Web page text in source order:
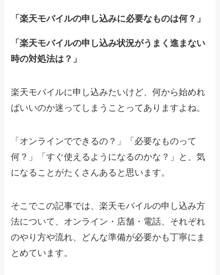
「楽天モバイルの申し込みに必要なものは何？」
「楽天モバイルの申し込み状況がうまく進まない
時の対処法は？」
楽天モバイルに申し込みたいけど、何から始めれ
ばいいのか迷ってしまうことってありますよね。
「オンラインでできるの？」「必要なものって
何？」「すぐ使えるようになるのかな？」と、気
になることがたくさんあると思います。
そこでこの記事では、楽天モバイルの申し込み方
法について、オンライン・店舗・電話、それぞれ
のやり方や流れ、どんな準備が必要かも丁寧にま
とめています。